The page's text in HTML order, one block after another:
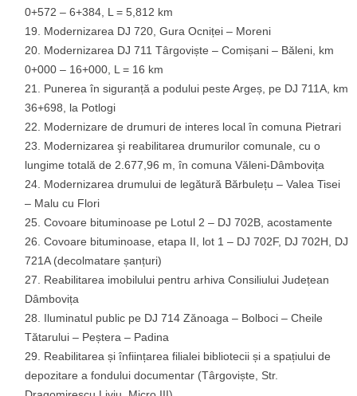
0+572 – 6+384, L = 5,812 km
Modernizarea DJ 720, Gura Ocniței – Moreni
Modernizarea DJ 711 Târgoviște – Comișani – Băleni, km
0+000 – 16+000, L = 16 km
Punerea în siguranță a podului peste Argeș, pe DJ 711A, km
36+698, la Potlogi
Modernizare de drumuri de interes local în comuna Pietrari
Modernizarea şi reabilitarea drumurilor comunale, cu o
lungime totală de 2.677,96 m, în comuna Văleni-Dâmbovița
Modernizarea drumului de legătură Bărbulețu – Valea Tisei
– Malu cu Flori
Covoare bituminoase pe Lotul 2 – DJ 702B, acostamente
Covoare bituminoase, etapa II, lot 1 – DJ 702F, DJ 702H, DJ
721A (decolmatare șanțuri)
Reabilitarea imobilului pentru arhiva Consiliului Județean
Dâmbovița
Iluminatul public pe DJ 714 Zănoaga – Bolboci – Cheile
Tătarului – Peștera – Padina
Reabilitarea și înființarea filialei bibliotecii și a spațiului de
depozitare a fondului documentar (Târgoviște, Str.